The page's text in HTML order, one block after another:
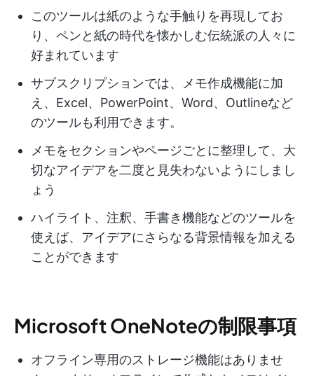
このツールは紙のような手触りを再現してお
り、ペンと紙の時代を懐かしむ伝統派の人々に
好まれています
サブスクリプションでは、メモ作成機能に加
え、Excel、PowerPoint、Word、Outlineなど
のツールも利用できます。
メモをセクションやページごとに整理して、大
切なアイデアを二度と見失わないようにしまし
ょう
ハイライト、注釈、手書き機能などのツールを
使えば、アイデアにさらなる背景情報を加える
ことができます
Microsoft OneNoteの制限事項
オフライン専用のストレージ機能はありませ